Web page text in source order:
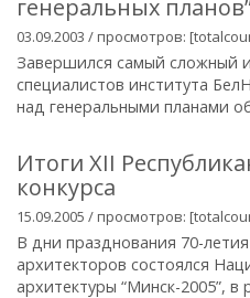
генеральных
03.09.2003 / просмотров:
Завершился самый сложный
специалистов института
над генеральными планами
Итоги ХІІ
конкурса
15.09.2005 / просмотров:
В дни празднования 70-
архитекторов состоялся
архитектуры “Минск-2005”, в